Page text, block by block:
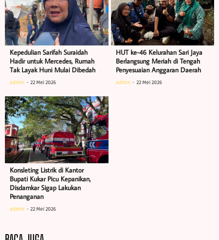
Kepedulian Sarifah Suraidah
Hadir untuk Mercedes, Rumah
Tak Layak Huni Mulai Dibedah
admin 22 Mei 2026
HUT ke-46 Kelurahan Sari Jaya
Berlangsung Meriah di Tengah
Penyesuaian Anggaran Daerah
admin 22 Mei 2026
Konsleting Listrik di Kantor
Bupati Kukar Picu Kepanikan,
Disdamkar Sigap Lakukan
Penanganan
admin 22 Mei 2026